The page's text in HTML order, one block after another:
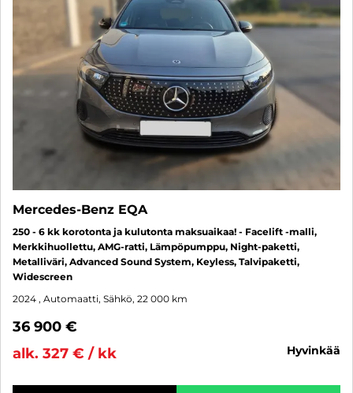
Mercedes-Benz EQA
250 - 6 kk korotonta ja kulutonta maksuaikaa! - Facelift -malli,
Merkkihuollettu, AMG-ratti, Lämpöpumppu, Night-paketti,
Metalliväri, Advanced Sound System, Keyless, Talvipaketti,
Widescreen
2024 , Automaatti, Sähkö, 22 000 km
36 900 €
alk. 327 € / kk
hyvinkää